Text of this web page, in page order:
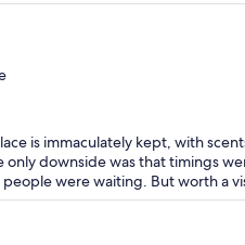
is immaculately kept, with
only downside was that timings
people were waiting. But worth a